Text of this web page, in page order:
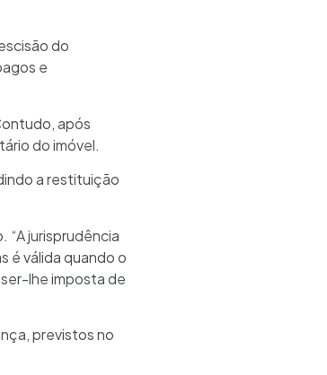
do
e
após
do imóvel.
a restituição
jurisprudência
é válida quando o
lhe imposta de
previstos no